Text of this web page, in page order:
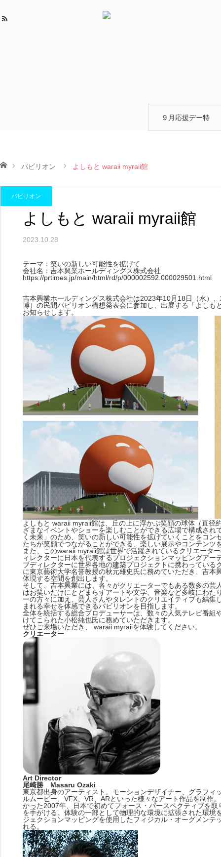
９月応援デー特
ホームパビリオン よしもと waraii myraii館
パビリオン
よしもと waraii myraii館
2023.10.28
テーマ：笑いの新しい可能性を拡げて
会社名：吉本興業ホールディングス株式会社
https://prtimes.jp/main/html/rd/p/000002592.000029501.html
吉本興業ホールディングス株式会社は2023年10月18日（水）
博）の民間パビリオン構想発表会に参加し、出展する「よし
お知らせします。
よしもと waraii myraii館は、丘の上に浮かぶ笑顔の球体（直径
ざまなイベントやショーを楽しむことができる広場で構成さ
く未来」のため、笑いの新しい可能性を拡げていくことをコ
たちが笑顔でつながることができる、楽しい展示やコンテンツ
また、このwaraii myraii館は世界で活躍されているクリエータ
ィレクターに日本を代表するプロジェクションマッピングア
ブディレクターに世界各地の建築プロジェクトに携わっている
に東京藝術大学名誉教授の秋元雄史氏に務めていただき、吉本
体現する空間を創出します。
そして、吉本興業には、各々がクリエーターでもある数多の芸
はお笑いだけにとどまらずアートや文学、音楽など多岐にわ
ーの方々に加え、芸人さんやタレントのクリエイティブも結集
まれる幸せを体感できるパビリオンを目指します。
全体を統括する総合プロデューサーは、数々の人気テレビ番組
けてこられた小松純也氏に務めていただきます。
ぜひご来場いただき、 waraii myraiiを体験してください。
クリエーター
Art Director
尾崎勝 Masaru Ozaki
東京都出身のアーティスト。モーションデザイナー、グラフィ
ルムービー、VFX、VR、ARといった様々なアート作品を制作
かった2007年、日本で初めてフォース・パースペクティブを
を手がける。体験の一部として物理的な環境に拡張された環境
ジェクションマッピングを使用したフィジカル・オーグメンテ
れる。